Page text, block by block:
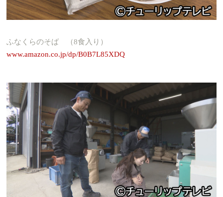
ふなくらのそば （8食入り）
www.amazon.co.jp/dp/B0B7L85XDQ